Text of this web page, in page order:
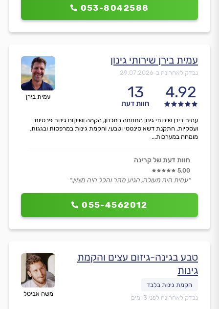
053-8042588
עמית בירן
עמית בירן שירותי גינון
נבדק לאחרונה ב-29.07.2026
4.92
13
חוות דעת
055-4562012
עמית בירן שירותי גינון מתמחה בתכנון, הקמה ושיקום גינות פרטיות
ועסקיות, התקנת דשא סינטטי וטבעי, והקמת גינות במרפסות ובגגות.
מומחה במערכות...
חוות דעת של קרינה
5.00
״עמית היה מעולה, הגיע מהר והכל היה מצוין.״
משה אביטל
טבע בגינה-גיזום עצים והקמת
גינות
נבדק לאחרונה לפני 3 ימים